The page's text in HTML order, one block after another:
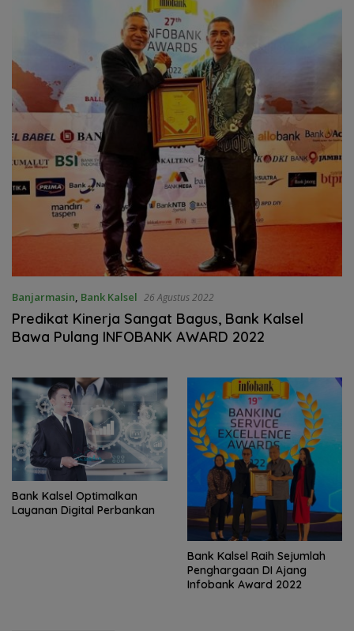
Banjarmasin, Bank Kalsel 26 Agustus 2022
Predikat Kinerja Sangat Bagus, Bank Kalsel
Bawa Pulang INFOBANK AWARD 2022
Bank Kalsel Optimalkan
Layanan Digital Perbankan
Bank Kalsel Raih Sejumlah
Penghargaan DI Ajang
Infobank Award 2022